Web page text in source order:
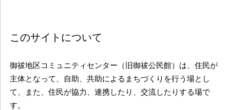
このサイトについて
御祓地区コミュニティセンター（旧御祓公民館）は、住民が
主体となって、自助、共助によるまちづくりを行う場とし
て、また、住民が協力、連携したり、交流したりする場で
す。